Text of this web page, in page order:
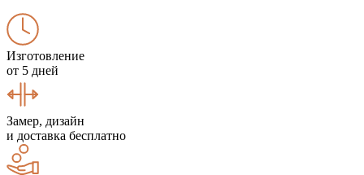
Изготовление
от 5 дней
Замер, дизайн
и доставка бесплатно